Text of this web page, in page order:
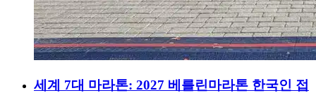
세계 7대 마라톤: 2027 베를린마라톤 한국인 접